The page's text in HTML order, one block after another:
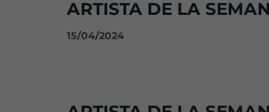
ARTISTA DE LA
15/04/2024